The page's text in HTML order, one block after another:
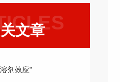
文章
剂效应”